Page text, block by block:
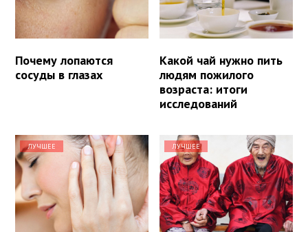
Почему лопаются
сосуды в глазах
Какой чай нужно пить
людям пожилого
возраста: итоги
исследований
ЛУЧШЕЕ ЛУЧШЕЕ